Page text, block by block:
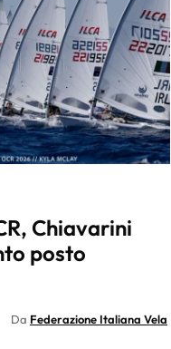
Chiavarini
posto
Da Federazione Italiana Vela